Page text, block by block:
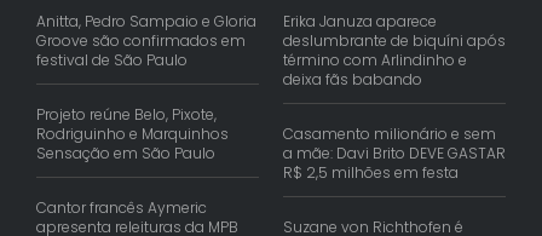
Anitta, Pedro Sampaio e Gloria
Groove são confirmados em
festival de São Paulo
Projeto reúne Belo, Pixote,
Rodriguinho e Marquinhos
Sensação em São Paulo
Cantor francês Aymeric
apresenta releituras da MPB
Erika Januza aparece
deslumbrante de biquíni após
término com Arlindinho e
deixa fãs babando
Casamento milionário e sem
a mãe: Davi Brito DEVE GASTAR
R$ 2,5 milhões em festa
Suzane von Richthofen é